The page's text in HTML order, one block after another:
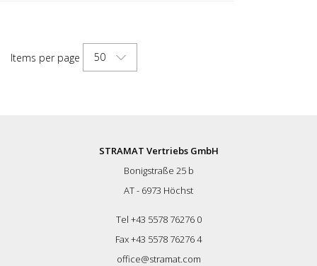
Items per page 50
STRAMAT Vertriebs GmbH
Bonigstraße 25 b
AT - 6973 Höchst
Tel +43 5578 76276 0
Fax +43 5578 76276 4
office@stramat.com